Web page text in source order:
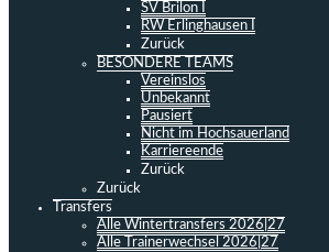
SV Brilon I
RW Erlinghausen I
Zurück
BESONDERE TEAMS
Vereinslos
Unbekannt
Pausiert
Nicht im Hochsauerland
Karriereende
Zurück
Zurück
Transfers
Alle Wintertransfers 2026|27
Alle Trainerwechsel 2026|27